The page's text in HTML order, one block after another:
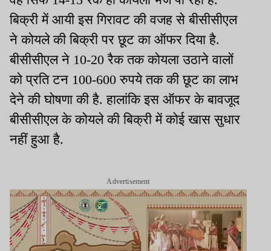
बिक्री में आयी इस गिरावट की वजह से बीसीसीएल
ने कोयले की बिक्री पर छूट का ऑफर दिया है.
बीसीसीएल ने 10-20 रैक तक कोयला उठाने वालों
को प्रति टन 100-600 रुपये तक की छूट का लाभ
देने की घोषणा की है. हालांकि इस ऑफर के बावजूद
बीसीसीएल के कोयले की बिक्री में कोई खास सुधार
नहीं हुआ है.
Advertisement